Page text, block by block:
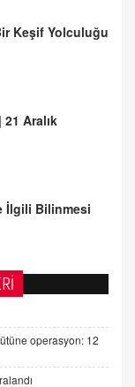
21 Aralık
İlgili Bilinmesi
dijital hukukun
operasyon: 12